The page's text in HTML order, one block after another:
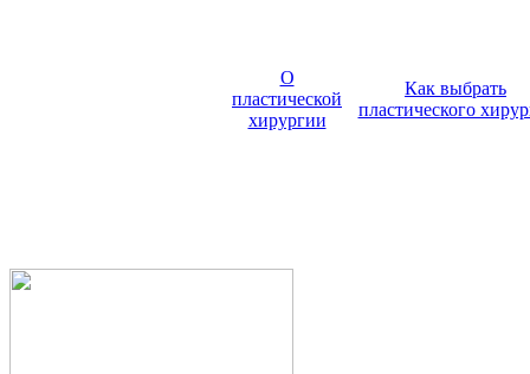
О
пластической
хирургии
Как выбрать
пластического